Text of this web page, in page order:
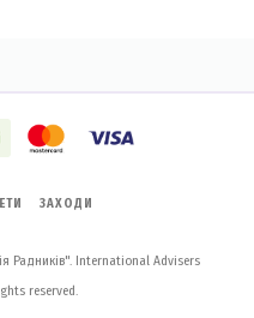
ЗАХОДИ
Радників". International Advisers
reserved.